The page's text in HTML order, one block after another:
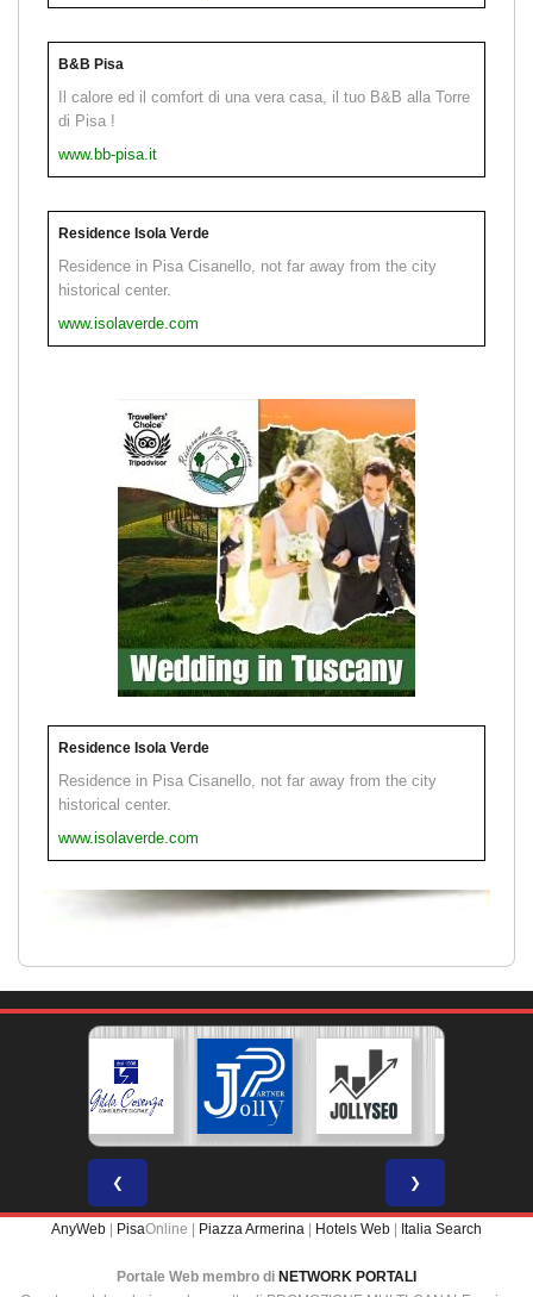
B&B Pisa
Il calore ed il comfort di una vera casa, il tuo B&B alla Torre
di Pisa !
www.bb-pisa.it
Residence Isola Verde
Residence in Pisa Cisanello, not far away from the city
historical center.
www.isolaverde.com
Residence Isola Verde
Residence in Pisa Cisanello, not far away from the city
historical center.
www.isolaverde.com
❮ ❯
AnyWeb PisaOnline | Piazza Armerina Hotels Web Italia Search
Portale Web membro di NETWORK PORTALI